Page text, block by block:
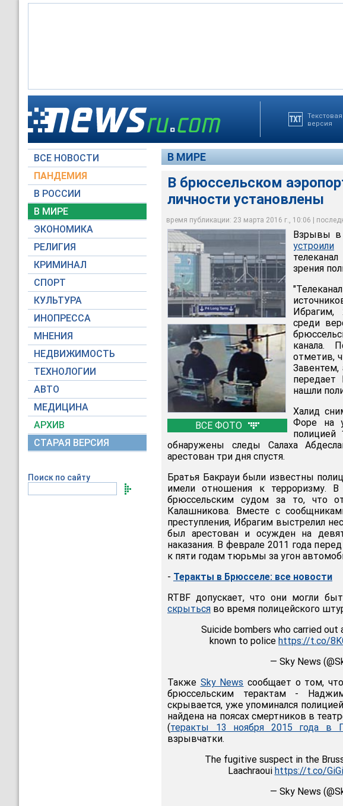
Текстовая
версия
ВСЕ НОВОСТИ
ПАНДЕМИЯ
В РОССИИ
В МИРЕ
ЭКОНОМИКА
РЕЛИГИЯ
КРИМИНАЛ
СПОРТ
КУЛЬТУРА
ИНОПРЕССА
МНЕНИЯ
НЕДВИЖИМОСТЬ
ТЕХНОЛОГИИ
АВТО
МЕДИЦИНА
АРХИВ
СТАРАЯ ВЕРСИЯ
Поиск по сайту
В МИРЕ
В брюссельском
личности установлены
время публикации: 23 марта 2016 г., 10:06 |
ВСЕ ФОТО
В брюссельском аэропорту
Global Look Press
Взрывы в брюссельском аэропорту 22
Reuters со ссылкой на RTBF
Global Look Press
Двое мужчин уже попадали в поле
Global Look Press
Взрывы в
устроили
телеканал
зрения
Ибрагим,
среди
канала.
отметив,
передает
нашли
Халид
Форе на
полицией
обнаружены следы Салаха
арестован три дня спустя.
Братья Бакрауи были известны
имели отношения к терроризму.
брюссельским судом за то, что
Калашникова. Вместе с
преступления, Ибрагим выстрелил
был арестован и осужден на
наказания. В феврале 2011 года
к пяти годам тюрьмы за угон
- Теракты в Брюсселе: все новости
RTBF допускает, что они могли
скрыться во время полицейского
Suicide bombers who carried out
known to police https://t.co/
— Sky News
Также Sky News сообщает о том,
брюссельским терактам -
скрывается, уже упоминался
найдена на поясах смертников в
(теракты 13 ноября 2015 года в
взрывчатки.
The fugitive suspect in the
Laachraoui https://t.co/
— Sky News